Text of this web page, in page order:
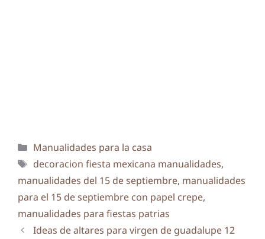
Categorías
Manualidades para la casa
Etiquetas
decoracion fiesta mexicana manualidades,
manualidades del 15 de septiembre, manualidades
para el 15 de septiembre con papel crepe,
manualidades para fiestas patrias
Ideas de altares para virgen de guadalupe 12